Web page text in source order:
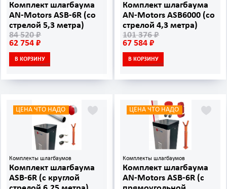
Комплект шлагбаума
AN-Motors ASB-6R (со
стрелой 5,3 метра)
84 520 ₽
62 754 ₽
В КОРЗИНУ
Комплект шлагбаума
AN-Motors ASB6000 (со
стрелой 4,3 метра)
101 376 ₽
67 584 ₽
В КОРЗИНУ
ЦЕНА ЧТО НАДО
Комплекты шлагбаумов
Комплект шлагбаума
ASB-6R (с круглой
ЦЕНА ЧТО НАДО
Комплекты шлагбаумов
Комплект шлагбаума
AN-Motors ASB-6R (с